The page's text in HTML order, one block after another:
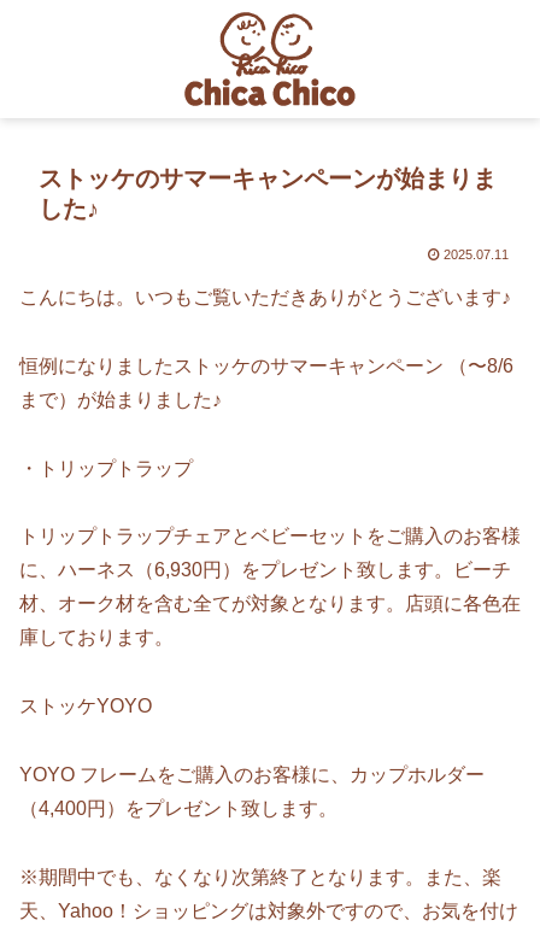
ストッケのサマーキャンペーンが始まりま
した♪
2025.07.11
こんにちは。いつもご覧いただきありがとうございます♪
恒例になりましたストッケのサマーキャンペーン （〜8/6
まで）が始まりました♪
・トリップトラップ
トリップトラップチェアとベビーセットをご購入のお客様
に、ハーネス（6,930円）をプレゼント致します。ビーチ
材、オーク材を含む全てが対象となります。店頭に各色在
庫しております。
ストッケYOYO
YOYO フレームをご購入のお客様に、カップホルダー
（4,400円）をプレゼント致します。
※期間中でも、なくなり次第終了となります。また、楽
天、Yahoo！ショッピングは対象外ですので、お気を付け